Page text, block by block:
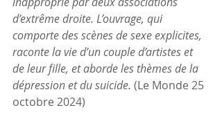
d’extrême droite. L’ouvrage, qui
comporte des scènes de sexe explicites,
raconte la vie d’un couple d’artistes et
de leur fille, et aborde les thèmes de la
dépression et du suicide. (Le Monde 25
octobre 2024)